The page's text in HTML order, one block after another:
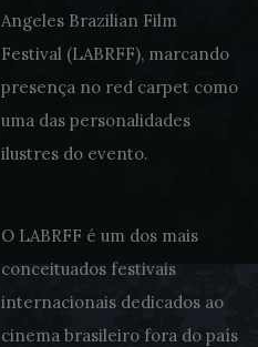
Angeles Brazilian Film
Festival (LABRFF), marcando
presença no red carpet como
uma das personalidades
ilustres do evento.
O LABRFF é um dos mais
conceituados festivais
internacionais dedicados ao
cinema brasileiro fora do país